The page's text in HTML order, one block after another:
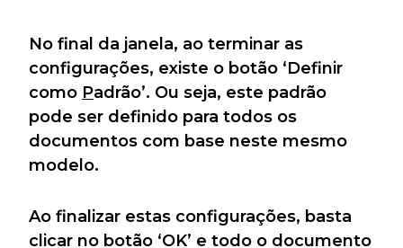
No final da janela, ao terminar as
configurações, existe o botão ‘Definir
como Padrão’. Ou seja, este padrão
pode ser definido para todos os
documentos com base neste mesmo
modelo.
Ao finalizar estas configurações, basta
clicar no botão ‘OK’ e todo o documento